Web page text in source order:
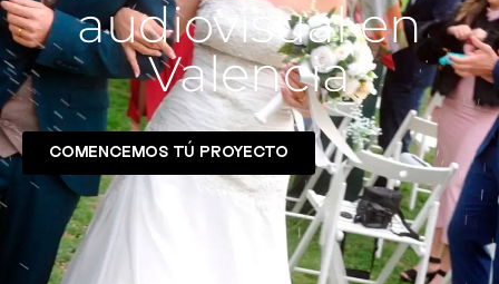
audiovisual en
Valencia
COMENCEMOS TÚ PROYECTO